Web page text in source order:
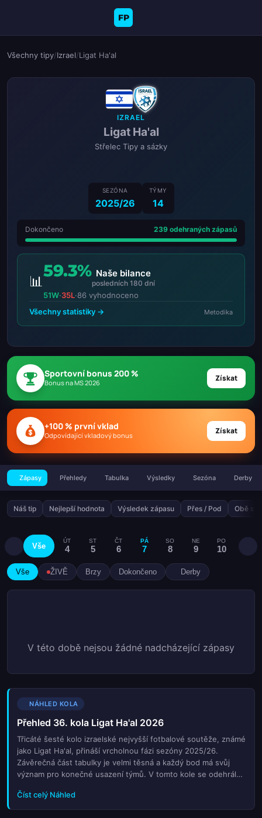
FP
Všechny tipy/Izrael/Ligat Ha'al
IZRAEL
Ligat Ha'al
Střelec Tipy a sázky
SEZÓNA
2025/26
TÝMY
14
Dokončeno 239 odehraných zápasů
📊
59.3% Naše bilance
posledních 180 dní
51W·35L·86 vyhodnoceno
Všechny statistiky →
Metodika
Sportovní bonus 200 %
Bonus na MS 2026 Získat
+100 % první vklad
Odpovídající vkladový bonus Získat
Zápasy Přehledy Tabulka Výsledky Sezóna Derby
Náš tip Nejlepší hodnota Výsledek zápasu Přes / Pod Obě
Vše
ÚT
4
ST
5
ČT
6
PÁ
7
SO
8
NE
9
PO
10
Vše ŽIVĚ Brzy Dokončeno Derby
V této době nejsou žádné nadcházející zápasy
NÁHLED KOLA
Přehled 36. kola Ligat Ha'al 2026
Třicáté šesté kolo izraelské nejvyšší fotbalové soutěže, známé
jako Ligat Ha'al, přináší vrcholnou fázi sezóny 2025/26.
Závěrečná část tabulky je velmi těsná a každý bod má svůj
význam pro konečné usazení týmů. V tomto kole se odehrály
před sestupem do první ligy. Fanoušci měli možnost vidět
napínavé souboje plné emocí, překvapivých výsledků a
Číst celý Náhled